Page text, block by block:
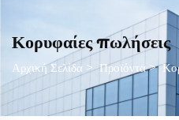
Κορυφαίες πωλήσεις
Αρχική Σελίδα >Προϊόντα>